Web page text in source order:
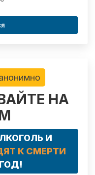
НА
И
К СМЕРТИ